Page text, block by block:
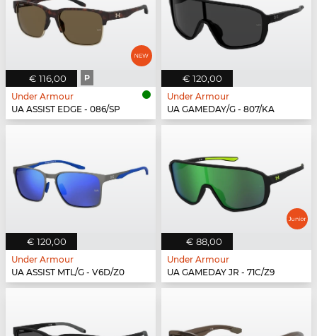
€ 116,00 P
Under Armour
UA ASSIST EDGE - 086/SP
€ 120,00
Under Armour
UA GAMEDAY/G - 807/KA
€ 120,00
Under Armour
UA ASSIST MTL/G - V6D/Z0
€ 88,00
Under Armour
UA GAMEDAY JR - 71C/Z9